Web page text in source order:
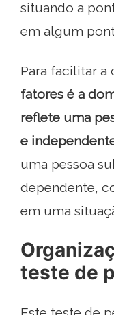
situando a
em algum
Para facilitar a
fatores é a
reflete uma
e
uma pessoa
dependente,
em uma
teste de